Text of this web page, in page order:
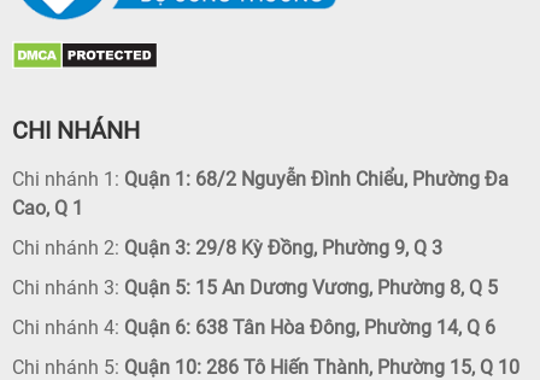
CHI NHÁNH
Chi nhánh 1: Quận 1: 68/2 Nguyễn Đình Chiểu, Phường Đa
Cao, Q 1
Chi nhánh 2: Quận 3: 29/8 Kỳ Đồng, Phường 9, Q 3
Chi nhánh 3: Quận 5: 15 An Dương Vương, Phường 8, Q 5
Chi nhánh 4: Quận 6: 638 Tân Hòa Đông, Phường 14, Q 6
Chi nhánh 5: Quận 10: 286 Tô Hiến Thành, Phường 15, Q 10